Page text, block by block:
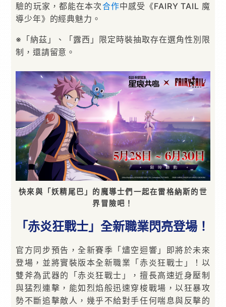
驗的玩家，都能在本次合作中感受《FAIRY TAIL 魔
導少年》的經典魅力。
※「納茲」、「露西」限定時裝抽取存在選角性別限
制，還請留意。
快來與「妖精尾巴」的魔導士們一起在雷格納斯的世
界冒險吧！
「赤炎狂戰士」全新職業閃亮登場！
官方同步預告，全新賽季「燼空迴響」即將於未來
登場，並將實裝版本全新職業「赤炎狂戰士」！以
雙斧為武器的「赤炎狂戰士」，擅長高速近身壓制
與猛烈連擊，能如烈焰般迅速穿梭戰場，以狂暴攻
勢不斷追擊敵人，幾乎不給對手任何喘息與反擊的